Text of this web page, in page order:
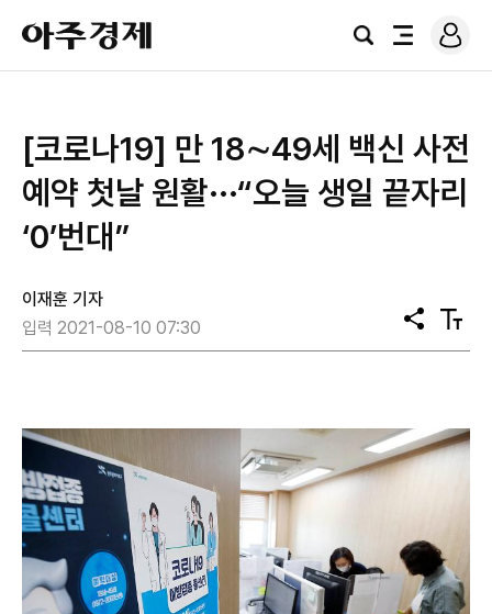
아
주
경
검
전
로
그
[코로나19] 만 18∼49세 백신 사전
예약 첫날 원활···“오늘 생일 끝자리
‘0’번대”
이재훈 기자
입력 2021-08-10 07:30
공
유
텍
스